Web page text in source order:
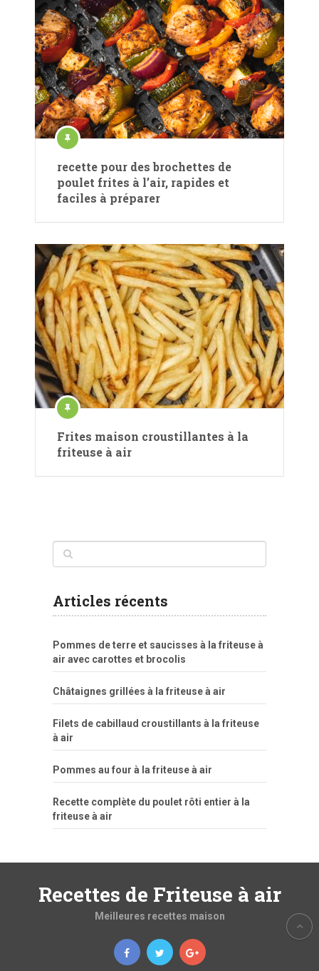
recette pour des brochettes de
poulet frites à l’air, rapides et
faciles à préparer
Frites maison croustillantes à la
friteuse à air
Articles récents
Pommes de terre et saucisses à la friteuse à
air avec carottes et brocolis
Châtaignes grillées à la friteuse à air
Filets de cabillaud croustillants à la friteuse
à air
Pommes au four à la friteuse à air
Recette complète du poulet rôti entier à la
friteuse à air
Recettes de Friteuse à air
Meilleures recettes maison